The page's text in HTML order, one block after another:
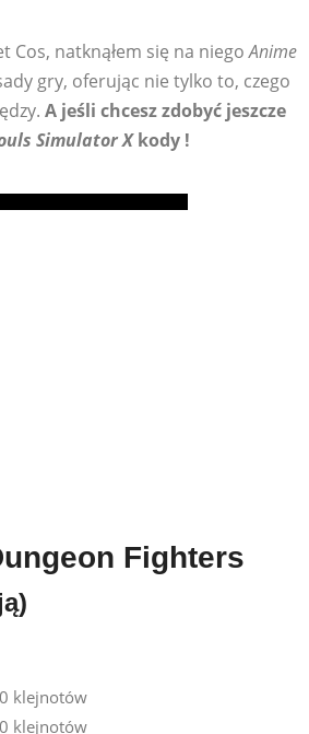
Cos, natknąłem się na niegoAnime
gry, oferując nie tylko to, czego
A jeśli chcesz zdobyć jeszcze
Simulator Xkody !
Fighters
klejnotów
klejnotów